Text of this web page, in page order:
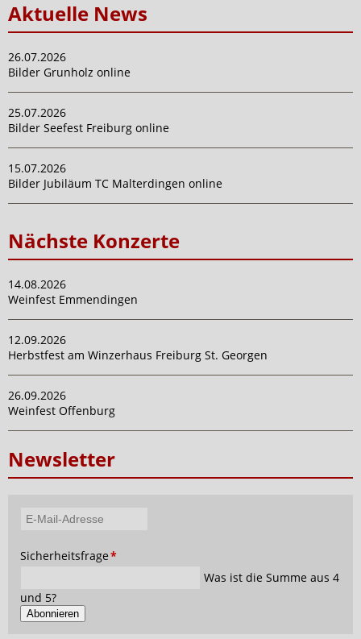
Aktuelle News
26.07.2026
Bilder Grunholz online
25.07.2026
Bilder Seefest Freiburg online
15.07.2026
Bilder Jubiläum TC Malterdingen online
Nächste Konzerte
14.08.2026
Weinfest Emmendingen
12.09.2026
Herbstfest am Winzerhaus Freiburg St. Georgen
26.09.2026
Weinfest Offenburg
Newsletter
Adresse
Pflichtfeld
Sicherheitsfrage*
Was ist die Summe aus 4
und 5?
Abonnieren